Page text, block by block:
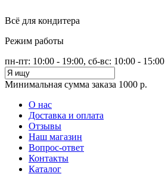
Всё для кондитера
Режим работы
пн-пт: 10:00 - 19:00, сб-вс: 10:00 - 15:00
Минимальная сумма заказа 1000 р.
О нас
Доставка и оплата
Отзывы
Наш магазин
Вопрос-ответ
Контакты
Каталог